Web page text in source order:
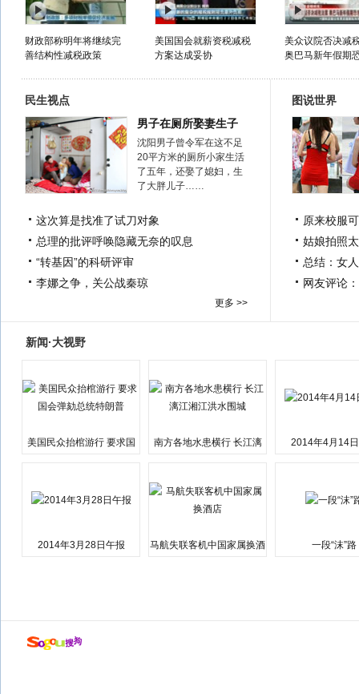
财政部称明年将继续完
善结构性减税政策
美国国会就薪资税减税
方案达成妥协
美众议院否决减
奥巴马新年假期
民生视点
男子在厕所娶妻生子
沈阳男子曾令军在这不足
20平方米的厕所小家生活
了五年，还娶了媳妇，生
了大胖儿子……
这次算是找准了试刀对象
总理的批评呼唤隐藏无奈的叹息
“转基因”的科研评审
李娜之争，关公战秦琼
更多 >>
图说世界
原来校服
姑娘拍照
总结：女
网友评论
新闻·大视野
美国民众抬棺游行 要求国
南方各地水患横行 长江漓
2014年4月14
2014年3月28日午报
马航失联客机中国家属换酒
一段“沫”路